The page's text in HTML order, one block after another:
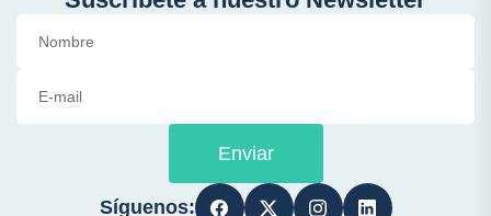
Enviar
Síguenos: